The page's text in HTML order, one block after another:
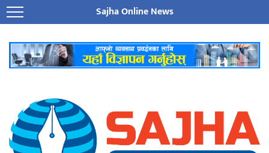
Sajha Online News